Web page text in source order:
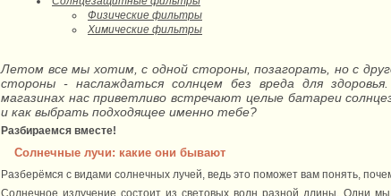
Физические фильтры
Химические фильтры
Летом все мы хотим, с одной стороны, позагорать, но с
стороны - наслаждаться солнцем без вреда для
магазинах нас приветливо встречают целые батареи
и как выбрать подходящее именно тебе?
Разбираемся вместе!
Солнечные лучи: какие они бывают
Разберёмся с видами солнечных лучей, ведь это поможет вам понять,